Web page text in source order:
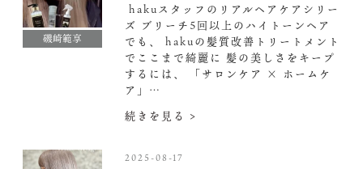
磯崎範享
hakuスタッフのリアルヘアケアシリー
ズ ブリーチ5回以上のハイトーンヘア
でも、 hakuの髪質改善トリートメント
でここまで綺麗に 髪の美しさをキープ
するには、 「サロンケア × ホームケ
ア」…
続きを見る >
2025-08-17